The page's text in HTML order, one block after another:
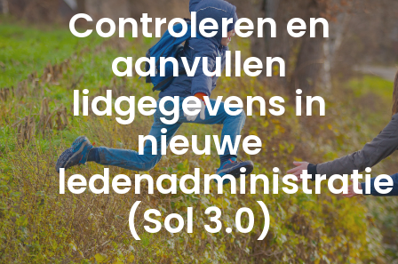
Controleren en
aanvullen
lidgegevens in
nieuwe
ledenadministratie
(Sol 3.0)